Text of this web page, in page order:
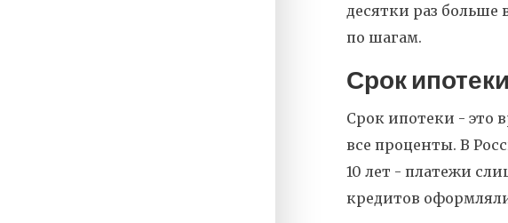
десятки раз больше
по шагам.
Срок
Срок ипотеки - это
все проценты. В
10 лет - платежи
кредитов